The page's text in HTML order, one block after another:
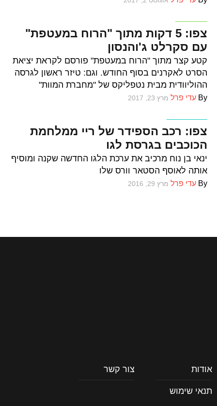
צפו: 5 דקות מתוך "הרוח במעטפת"
עם סקרלט ג'והנסון
קטע קצר מתוך "הרוח במעטפת" פורסם לקראת יציאת
הסרט לאקרנים בסוף החודש. וגם: טיזר ראשון לגרסה
ההוליוודית מבית נטפליקס של "מחברת המוות"
By עדי פרל מרץ 23, 2017
צפו: רכב הספידר של ריי ממלחמת
הכוכבים בגרסת לגו
ינאי בן נוח מרכיב את ערכת הלגו החדשה שקנה ומוסיף
אותה לאוסף הסטאר וורס שלו
By עדי פרל מרץ 29, 2016
אודות צור קשר
תנאי שימוש